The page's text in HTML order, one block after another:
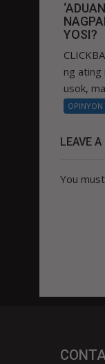
YOSI?
ng ating
usok,
OPINYON
LEAVE
You